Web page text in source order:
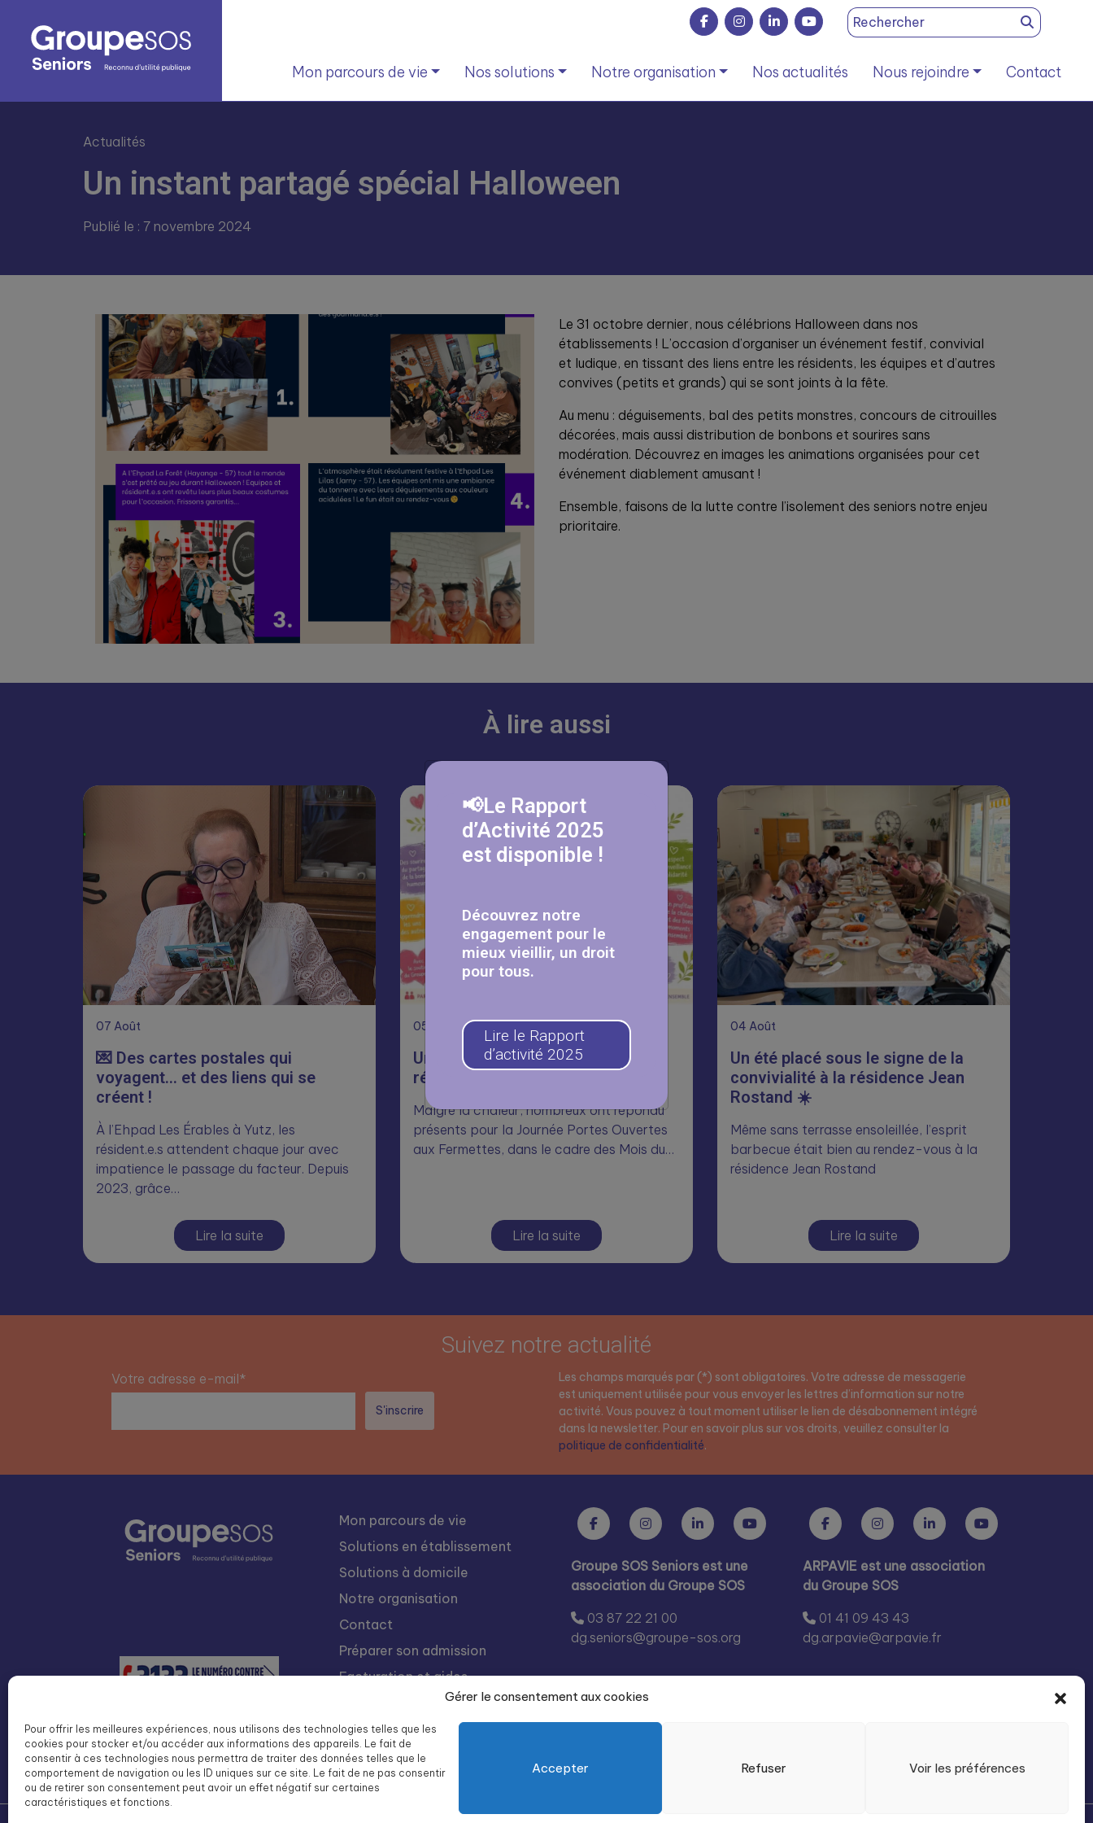
Gérer le consentement aux cookies
Pour offrir les meilleures expériences, nous utilisons des technologies telles que les
cookies pour stocker et/ou accéder aux informations des appareils. Le fait de
consentir à ces technologies nous permettra de traiter des données telles que le
comportement de navigation ou les ID uniques sur ce site. Le fait de ne pas consentir
ou de retirer son consentement peut avoir un effet négatif sur certaines
caractéristiques et fonctions.
Accepter Refuser Voir les préférences
Search
for:
Mon parcours de vie Nos solutions Notre organisation Nos actualités Nous rejoindre Contact
Actualités
Un instant partagé spécial Halloween
Publié le : 7 novembre 2024
Le 31 octobre dernier, nous célébrions Halloween dans nos
établissements ! L’occasion d’organiser un événement festif, convivial
et ludique, en tissant des liens entre les résidents, les équipes et d’autres
convives (petits et grands) qui se sont joints à la fête.
Au menu : déguisements, bal des petits monstres, concours de citrouilles
décorées, mais aussi distribution de bonbons et sourires sans
modération. Découvrez en images les animations organisées pour cet
événement diablement amusant !
Ensemble, faisons de la lutte contre l’isolement des seniors notre enjeu
prioritaire.
À lire aussi
07 Août
💌 Des cartes postales qui
voyagent… et des liens qui se
créent !
À l’Ehpad Les Érables à Yutz, les
résident.e.s attendent chaque jour avec
impatience le passage du facteur. Depuis
2023, grâce…
Lire la suite
05
Une journée Portes Ouvertes
réussie aux Fermettes 🥳
Malgré la chaleur, nombreux ont répondu
présents pour la Journée Portes Ouvertes
aux Fermettes, dans le cadre des Mois du…
Lire la suite
04 Août
Un été placé sous le signe de la
convivialité à la résidence Jean
Rostand ☀️
Même sans terrasse ensoleillée, l’esprit
barbecue était bien au rendez-vous à la
résidence Jean Rostand
Lire la suite
Suivez notre actualité
Votre adresse e-mail*
Les champs marqués par (*) sont obligatoires. Votre adresse de messagerie
est uniquement utilisée pour vous envoyer les lettres d’information sur notre
activité. Vous pouvez à tout moment utiliser le lien de désabonnement intégré
dans la newsletter. Pour en savoir plus sur vos droits, veuillez consulter la
politique de confidentialité.
Mon parcours de vie
Solutions en établissement
Solutions à domicile
Notre organisation
Contact
Préparer son admission
Facturation et aides
Intégration
Liste des résidences Groupe
SOS Seniors
Groupe SOS Seniors est une
association du Groupe SOS
03 87 22 21 00
dg.seniors@groupe-sos.org
ARPAVIE est une association
du Groupe SOS
01 41 09 43 43
dg.arpavie@arpavie.fr
📢Le Rapport
d’Activité 2025
est disponible !
Découvrez notre
engagement pour le
mieux vieillir, un droit
pour tous.
Lire le Rapport
d’activité 2025